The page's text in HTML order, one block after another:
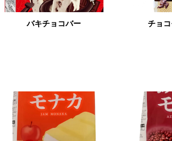
バキチョコバー チョ